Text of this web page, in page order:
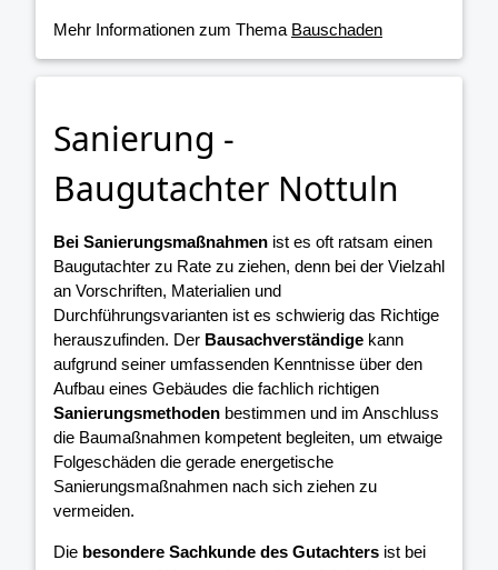
Mehr Informationen zum Thema Bauschaden
Sanierung -
Baugutachter Nottuln
Bei Sanierungsmaßnahmen ist es oft ratsam einen
Baugutachter zu Rate zu ziehen, denn bei der Vielzahl
an Vorschriften, Materialien und
Durchführungsvarianten ist es schwierig das Richtige
herauszufinden. Der Bausachverständige kann
aufgrund seiner umfassenden Kenntnisse über den
Aufbau eines Gebäudes die fachlich richtigen
Sanierungsmethoden bestimmen und im Anschluss
die Baumaßnahmen kompetent begleiten, um etwaige
Folgeschäden die gerade energetische
Sanierungsmaßnahmen nach sich ziehen zu
vermeiden.
Die besondere Sachkunde des Gutachters ist bei